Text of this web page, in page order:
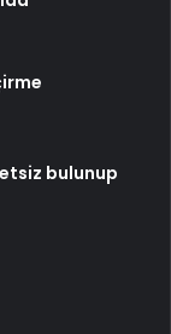
bulunup